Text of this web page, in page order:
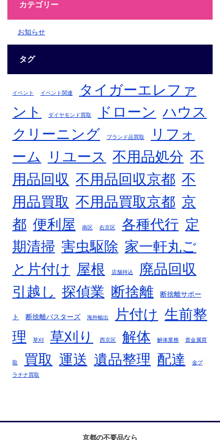
カテゴリー
お知らせ
タグ
イベント イベント関連
タイガーエレファ
ント
ダイヤモンド買取 ドローン ハウス
クリーニング
ブランド品買取
リフォ
ーム
リユース 不用品処分 不
用品回収 不用品回収京都 不
用品買取 不用品買取京都 京
都 便利屋 南区 右京区 各種代行 定
期清掃 害虫駆除 家一軒丸ご
と片付け 屋根 店舗持込 廃品回収
引越し 探偵業 断捨離 断捨離サポー
ト 断捨離バスターズ 海外輸出 片付け 生前整
理
草刈 草刈り 西京区 解体 解体業務 貴金属買
取 買取 運送 遺品整理 配達 金プ
ラチナ買取
京都の不要品なら